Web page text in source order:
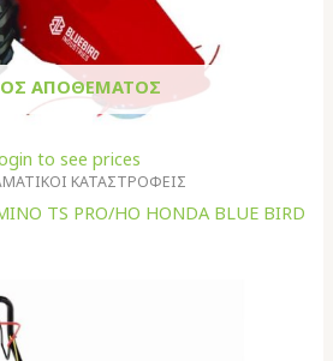
ΑΠΟΘΈΜΑΤΟΣ
to see prices
ΚΑΤΑΣΤΡΟΦΕΙΣ
TS PRO/HO HONDA BLUE BIRD